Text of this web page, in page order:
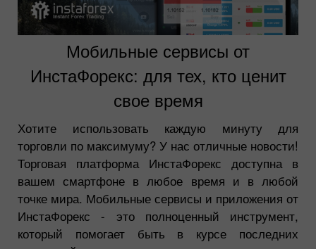
Мобильные сервисы от
ИнстаФорекс: для тех, кто ценит
свое время
Хотите использовать каждую минуту для
торговли по максимуму? У нас отличные новости!
Торговая платформа ИнстаФорекс доступна в
вашем смартфоне в любое время и в любой
точке мира. Мобильные сервисы и приложения от
ИнстаФорекс - это полноценный инструмент,
который помогает быть в курсе последних